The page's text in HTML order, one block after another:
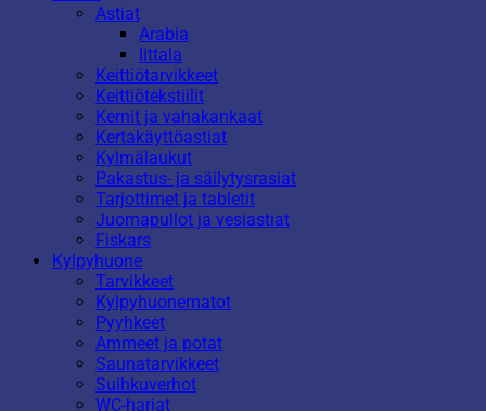
Astiat
Arabia
Iittala
Keittiötarvikkeet
Keittiötekstiilit
Kernit ja vahakankaat
Kertakäyttöastiat
Kylmälaukut
Pakastus- ja säilytysrasiat
Tarjottimet ja tabletit
Juomapullot ja vesiastiat
Fiskars
Kylpyhuone
Tarvikkeet
Kylpyhuonematot
Pyyhkeet
Ammeet ja potat
Saunatarvikkeet
Suihkuverhot
WC-harjat